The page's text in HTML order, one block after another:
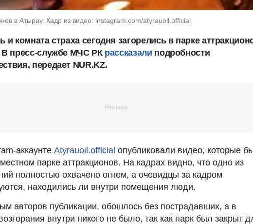
в Атырау. Кадр из видео: instagram.com/atyrauoil.official
и комната страха сегодня загорелись в парке
В пресс-службе МЧС РК рассказали подробности
передает NUR.KZ.
аккаунте Аtyrauoil.official опубликовали видео, которые
парке аттракционов. На кадрах видно, что одно из
полностью охвачено огнем, а очевидцы за кадром
находились ли внутри помещения люди.
авторов публикации, обошлось без пострадавших, а в
внутри никого не было, так как парк был закрыт